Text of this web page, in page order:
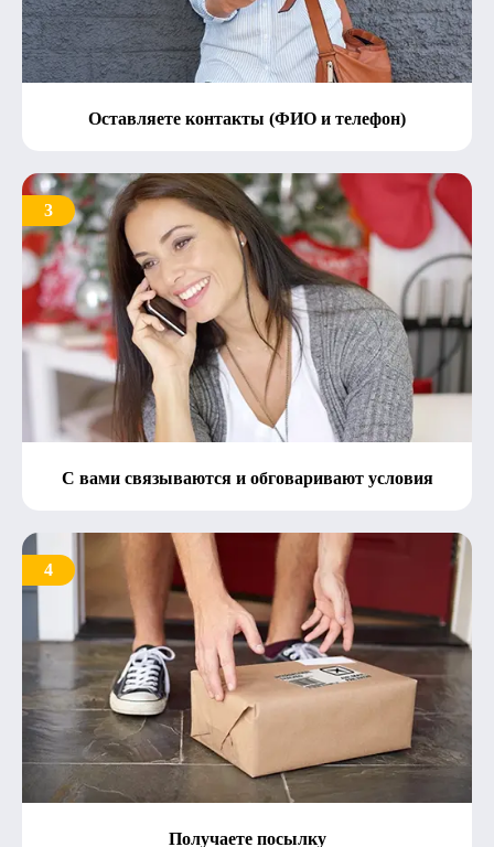
Оставляете контакты (ФИО и телефон)
3
С вами связываются и обговаривают условия
4
Получаете посылку